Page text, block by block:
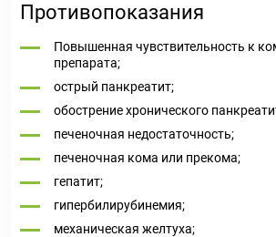
Противопоказания
Повышенная чувствительность к
препарата;
острый панкреатит;
обострение хронического
печеночная недостаточность;
печеночная кома или прекома;
гепатит;
гипербилирубинемия;
механическая желтуха;